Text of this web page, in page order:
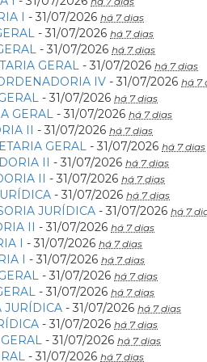
I - 31/07/2026 há 7 dias
- 31/07/2026 há 7 dias
- 31/07/2026 há 7 dias
GERAL - 31/07/2026 há 7 dias
IV - 31/07/2026 há 7
- 31/07/2026 há 7 dias
GERAL - 31/07/2026 há 7 dias
II - 31/07/2026 há 7 dias
GERAL - 31/07/2026 há 7 dias
II - 31/07/2026 há 7 dias
II - 31/07/2026 há 7 dias
- 31/07/2026 há 7 dias
JURÍDICA - 31/07/2026 há 7
II - 31/07/2026 há 7 dias
I - 31/07/2026 há 7 dias
I - 31/07/2026 há 7 dias
- 31/07/2026 há 7 dias
- 31/07/2026 há 7 dias
JURÍDICA - 31/07/2026 há 7 dias
- 31/07/2026 há 7 dias
- 31/07/2026 há 7 dias
- 31/07/2026 há 7 dias